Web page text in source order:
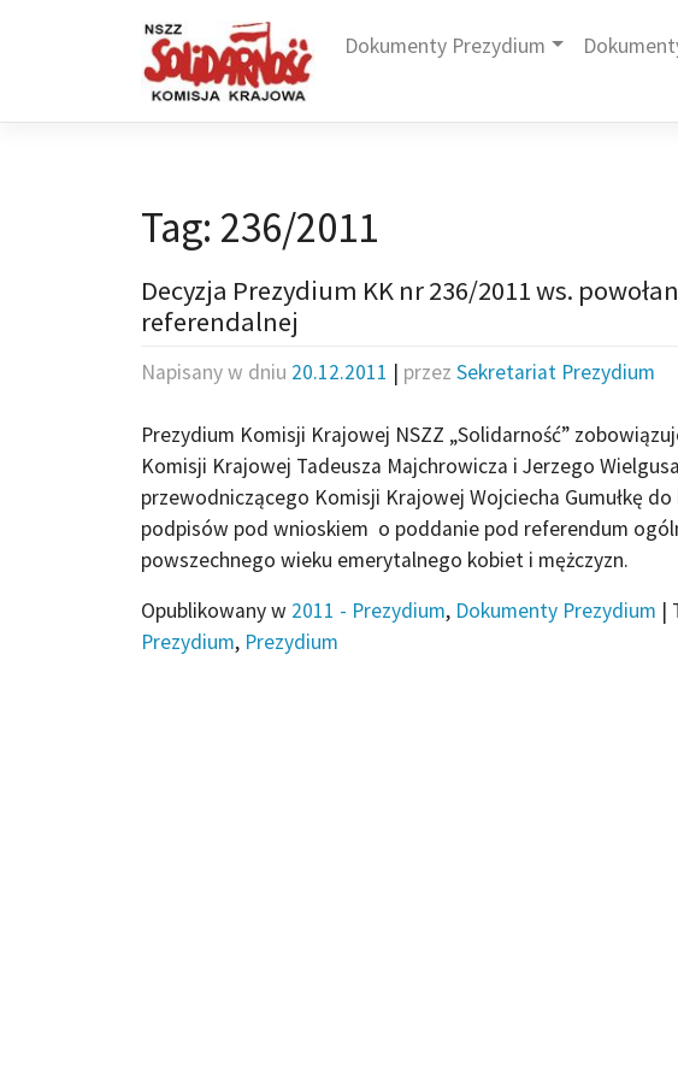
Dokumenty Prezydium
Tag: 236/2011
Decyzja Prezydium KK nr 236/2011 ws.
referendalnej
Napisany w dniu 20.12.2011 | przez Sekretariat Prezydium
Prezydium Komisji Krajowej NSZZ „Solidarność”
Komisji Krajowej Tadeusza Majchrowicza i Jerzego
przewodniczącego Komisji Krajowej Wojciecha Gumułkę
podpisów pod wnioskiem o poddanie pod referendum
powszechnego wieku emerytalnego kobiet i mężczyzn.
Opublikowany w 2011 - Prezydium, Dokumenty Prezydium |
Prezydium, Prezydium